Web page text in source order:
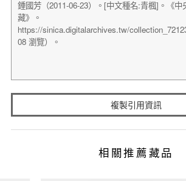
複製引用資訊
相關推薦藏品